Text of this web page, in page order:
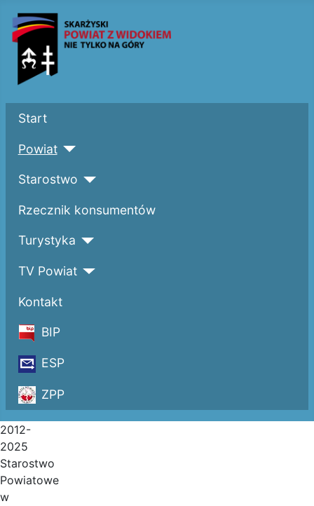
Start
Powiat
Starostwo
Rzecznik konsumentów
Turystyka
TV Powiat
Kontakt
BIP
ESP
ZPP
2012-
2025
Starostwo
Powiatowe
w